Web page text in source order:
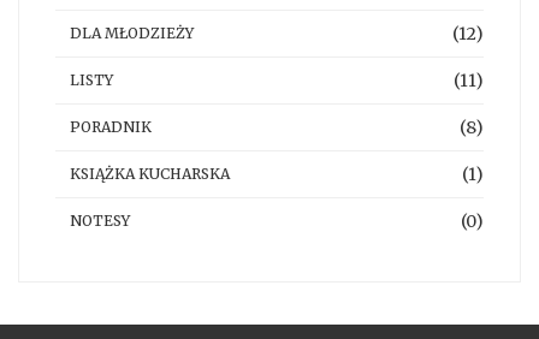
DLA MŁODZIEŻY (12)
LISTY (11)
PORADNIK (8)
KSIĄŻKA KUCHARSKA (1)
NOTESY (0)